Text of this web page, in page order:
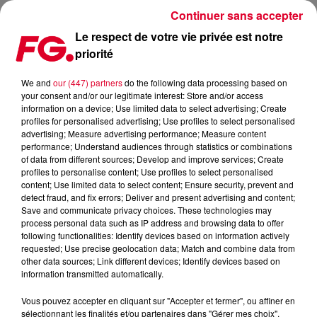
DJ, L’ENVERS DU DÉCOR
Publié : 29 octobre 2017 à 6h00 par La rédaction
Le respect de votre vie privée est notre
priorité
We and our (447) partnersdo the following data processing based on
your consent and/or our legitimate interest: Store and/or access
information on a device; Use limited data to select advertising; Create
profiles for personalised advertising; Use profiles to select personalised
advertising; Measure advertising performance; Measure content
performance; Understand audiences through statistics or combinations
of data from different sources; Develop and improve services; Create
profiles to personalise content; Use profiles to select personalised
content; Use limited data to select content; Ensure security, prevent and
detect fraud, and fix errors; Deliver and present advertising and content;
Save and communicate privacy choices. These technologies may
process personal data such as IP address and browsing data to offer
following functionalities: Identify devices based on information actively
requested; Use precise geolocation data; Match and combine data from
other data sources; Link different devices; Identify devices based on
information transmitted automatically.
Vous pouvez accepter en cliquant sur "Accepter et fermer", ou affiner en
sélectionnant les finalités et/ou partenaires dans "Gérer mes choix".
Continuer sans accepter